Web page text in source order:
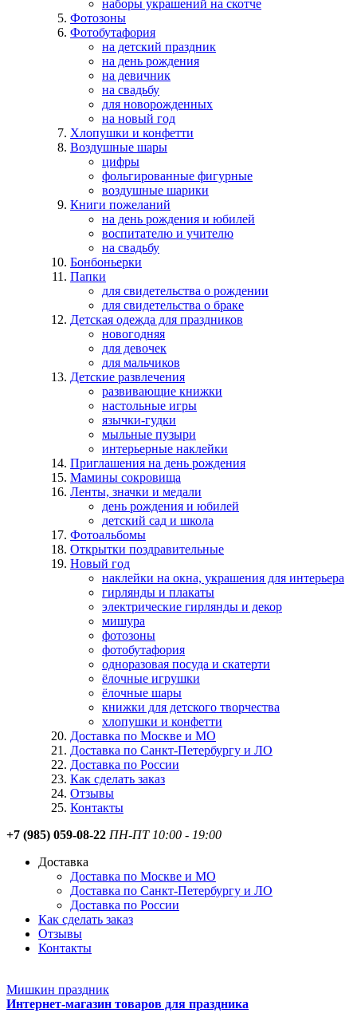
наборы украшений на скотче
Фотозоны
Фотобутафория
на детский праздник
на день рождения
на девичник
на свадьбу
для новорожденных
на новый год
Хлопушки и конфетти
Воздушные шары
цифры
фольгированные фигурные
воздушные шарики
Книги пожеланий
на день рождения и юбилей
воспитателю и учителю
на свадьбу
Бонбоньерки
Папки
для свидетельства о рождении
для свидетельства о браке
Детская одежда для праздников
новогодняя
для девочек
для мальчиков
Детские развлечения
развивающие книжки
настольные игры
язычки-гудки
мыльные пузыри
интерьерные наклейки
Приглашения на день рождения
Мамины сокровища
Ленты, значки и медали
день рождения и юбилей
детский сад и школа
Фотоальбомы
Открытки поздравительные
Новый год
наклейки на окна, украшения для интерьера
гирлянды и плакаты
электрические гирлянды и декор
мишура
фотозоны
фотобутафория
одноразовая посуда и скатерти
ёлочные игрушки
ёлочные шары
книжки для детского творчества
хлопушки и конфетти
Доставка по Москве и МО
Доставка по Санкт-Петербургу и ЛО
Доставка по России
Как сделать заказ
Отзывы
Контакты
+7 (985) 059-08-22 ПН-ПТ 10:00 - 19:00
Доставка
Доставка по Москве и МО
Доставка по Санкт-Петербургу и ЛО
Доставка по России
Как сделать заказ
Отзывы
Контакты
Мишкин праздник
Интернет-магазин товаров для праздника